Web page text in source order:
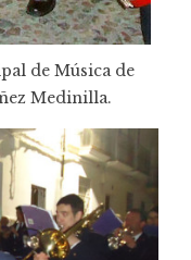
de Música de
Medinilla.